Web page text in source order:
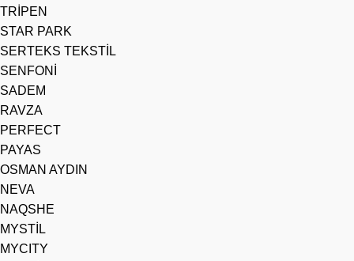
TRİPEN
STAR PARK
SERTEKS TEKSTİL
SENFONİ
SADEM
RAVZA
PERFECT
PAYAS
OSMAN AYDIN
NEVA
NAQSHE
MYSTİL
MYCITY